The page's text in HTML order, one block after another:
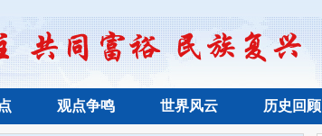
观点争鸣 世界风云 历史回顾